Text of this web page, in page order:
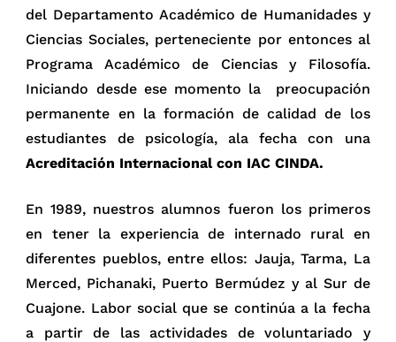
del Departamento Académico de Humanidades y
Ciencias Sociales, perteneciente por entonces al
Programa Académico de Ciencias y Filosofía.
Iniciando desde ese momento la preocupación
permanente en la formación de calidad de los
estudiantes de psicología, ala fecha con una
Acreditación Internacional con IAC CINDA.
En 1989, nuestros alumnos fueron los primeros
en tener la experiencia de internado rural en
diferentes pueblos, entre ellos: Jauja, Tarma, La
Merced, Pichanaki, Puerto Bermúdez y al Sur de
Cuajone. Labor social que se continúa a la fecha
a partir de las actividades de voluntariado y